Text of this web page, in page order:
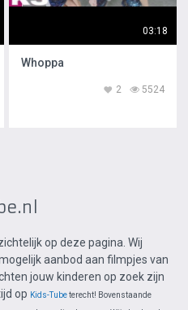
03:18
Whoppa
5524
2
op deze pagina. Wij
aanbod aan filmpjes van
jouw kinderen op zoek zijn
op Kids-Tubeterecht! Bovenstaande